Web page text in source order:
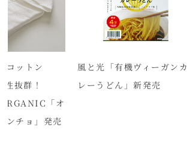
コットン
抜群！
「オ
ンチョ」発売
風と光「有機ヴィーガンカ
レーうどん」新発売